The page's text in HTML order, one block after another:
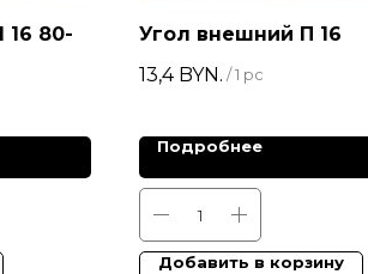
16 80-
Угол внешний П 16
13,4 BYN. / 1 pc
Подробнее
Добавить в корзину